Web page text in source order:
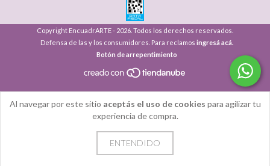
Al navegar por este sitio aceptás el uso de cookies para agilizar tu
experiencia de compra.
ENTENDIDO
Copyright EncuadrARTE - 2026. Todos los derechos reservados.
Defensa de las y los consumidores. Para reclamos ingresá acá.
Botón de arrepentimiento